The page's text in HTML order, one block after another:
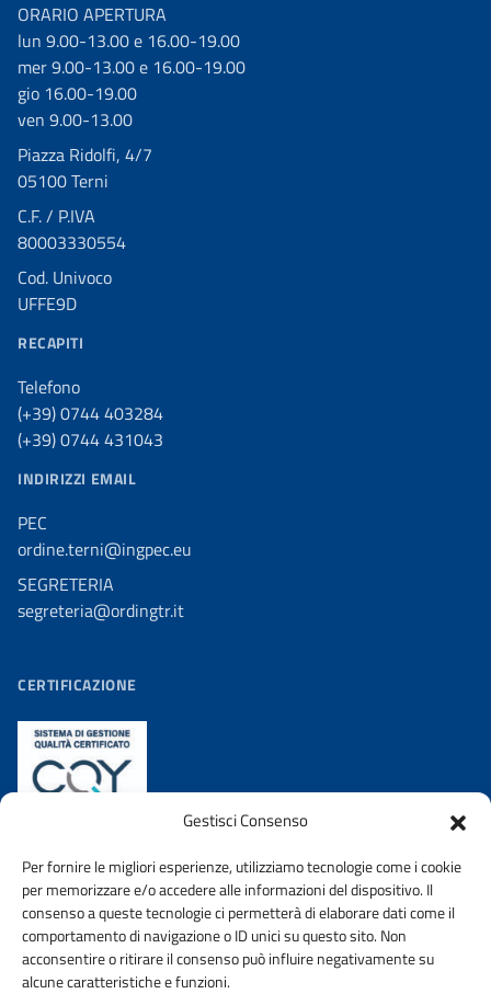
Gestisci Consenso
Per fornire le migliori esperienze, utilizziamo tecnologie come i cookie
per memorizzare e/o accedere alle informazioni del dispositivo. Il
consenso a queste tecnologie ci permetterà di elaborare dati come il
comportamento di navigazione o ID unici su questo sito. Non
acconsentire o ritirare il consenso può influire negativamente su
alcune caratteristiche e funzioni.
ORARIO APERTURA
lun 9.00-13.00 e 16.00-19.00
mer 9.00-13.00 e 16.00-19.00
gio 16.00-19.00
ven 9.00-13.00
Piazza Ridolfi, 4/7
05100 Terni
C.F. / P.IVA
80003330554
Cod. Univoco
UFFE9D
RECAPITI
Telefono
(+39) 0744 403284
(+39) 0744 431043
INDIRIZZI EMAIL
PEC
ordine.terni@ingpec.eu
SEGRETERIA
segreteria@ordingtr.it
CERTIFICAZIONE
AMMINISTRAZIONE TRASPARENTE PRIVACY POLICY